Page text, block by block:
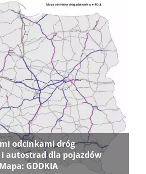
odcinkami dróg
autostrad dla pojazdów
GDDKIA